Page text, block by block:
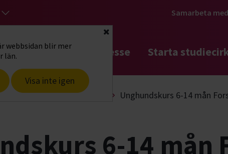
webbsidan blir mer
län.
Visa inte igen
Stäng
Samarbeta
startsidaHitta intresse Starta
Hund & husdjur Lydnad Unghundskurs 6-14 mån
6-14 mån